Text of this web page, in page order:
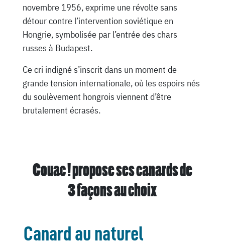
novembre 1956, exprime une révolte sans
détour contre l’intervention soviétique en
Hongrie, symbolisée par l’entrée des chars
russes à Budapest.
Ce cri indigné s’inscrit dans un moment de
grande tension internationale, où les espoirs nés
du soulèvement hongrois viennent d’être
brutalement écrasés.
Couac ! propose ses canards de
3 façons au choix
Canard au naturel